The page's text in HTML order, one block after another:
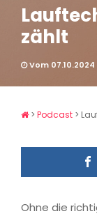
zählt
Vom 07.10.2024
> Podcast >
Ohne die